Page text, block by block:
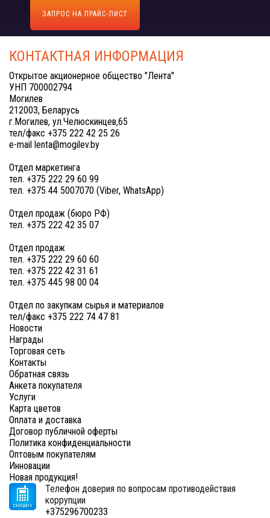
ЗАПРОС НА ПРАЙС-ЛИСТ
КОНТАКТНАЯ ИНФОРМАЦИЯ
Открытое акционерное общество "Лента"
УНП 700002794
Могилев
212003, Беларусь
г.Могилев, ул.Челюскинцев,65
тел/факс +375 222 42 25 26
e-mail lenta@mogilev.by
Отдел маркетинга
тел. +375 222 29 60 99
тел. +375 44 5007070 (Viber, WhatsApp)
Отдел продаж (бюро РФ)
тел. +375 222 42 35 07
Отдел продаж
тел. +375 222 29 60 60
тел. +375 222 42 31 61
тел. +375 445 98 00 04
Отдел по закупкам сырья и материалов
тел/факс +375 222 74 47 81
Новости
Награды
Торговая сеть
Контакты
Обратная связь
Анкета покупателя
Услуги
Карта цветов
Оплата и доставка
Договор публичной оферты
Политика конфиденциальности
Оптовым покупателям
Инновации
Новая продукция!
Телефон доверия по вопросам противодействия
коррупции
+375296700233